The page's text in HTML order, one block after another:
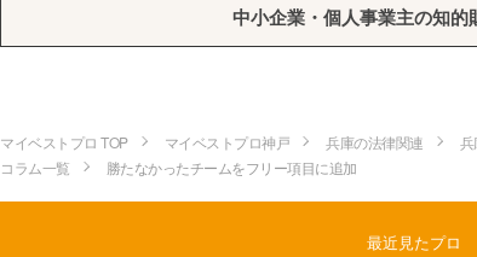
中小企業・個人事業主の知的
マイベストプロ TOP マイベストプロ神戸 兵庫の法律関連
コラム一覧
勝たなかったチームをフリー項目に追加
最近見たプロ